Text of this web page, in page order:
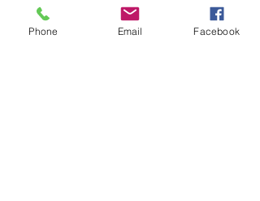
る広告に限って、土地の敷地図、土地の
Phone Email Facebook